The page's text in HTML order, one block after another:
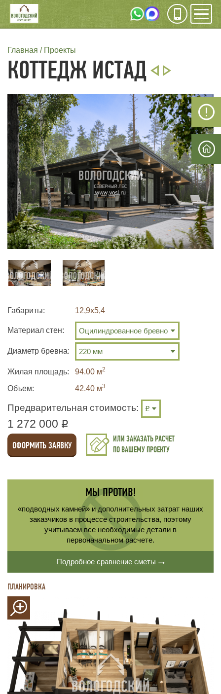
Инфо
СТРОКА
НАВИГАЦИИ
Главная Проекты
КОТТЕДЖ ИСТАД
Габариты 12,9х5,4
Материал стен:
Диаметр бревна:
Жилая площадь 94.00 м2
Объем: 42.40 м3
Предварительная стоимость:
1 272 000 q
ОФОРМИТЬ ЗАЯВКУ
ИЛИ ЗАКАЗАТЬ РАСЧЕТ
ПО ВАШЕМУ ПРОЕКТУ
МЫ ПРОТИВ!
«подводных камней» и дополнительных затрат наших
заказчиков в процессе строительства, поэтому
учитываем все необходимые детали в
первоначальном расчете.
Подробное сравнение сметы
ПЛАНИРОВКА